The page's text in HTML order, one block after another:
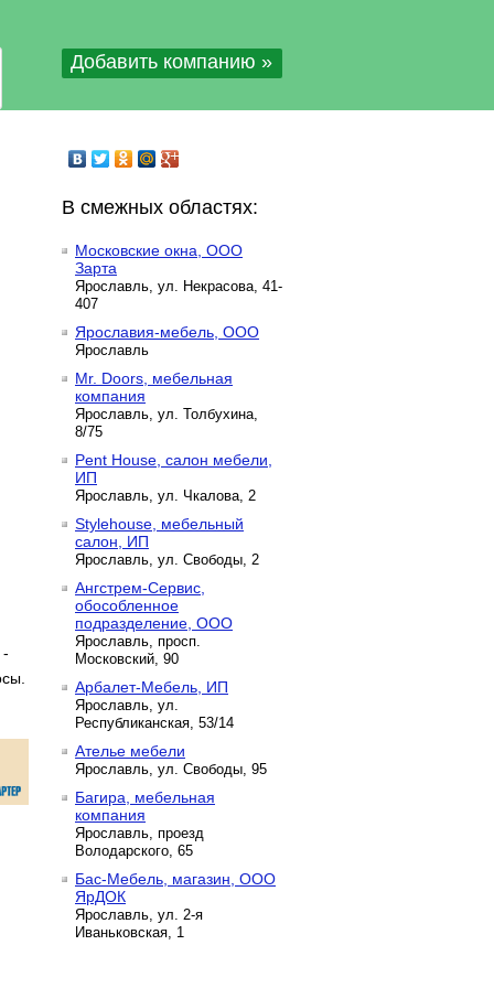
Добавить компанию »
В смежных областях:
Московские окна, ООО
Зарта
Ярославль, ул. Некрасова, 41-
407
Ярославия-мебель, ООО
Ярославль
Mr. Doors, мебельная
компания
Ярославль, ул. Толбухина,
8/75
Pent House, салон мебели,
ИП
Ярославль, ул. Чкалова, 2
Stylehouse, мебельный
салон, ИП
Ярославль, ул. Свободы, 2
Ангстрем-Сервис,
обособленное
подразделение, ООО
Ярославль, просп.
Московский, 90
Арбалет-Мебель, ИП
Ярославль, ул.
Республиканская, 53/14
Ателье мебели
Ярославль, ул. Свободы, 95
Багира, мебельная
компания
Ярославль, проезд
Володарского, 65
Бас-Мебель, магазин, ООО
ЯрДОК
Ярославль, ул. 2-я
Иваньковская, 1